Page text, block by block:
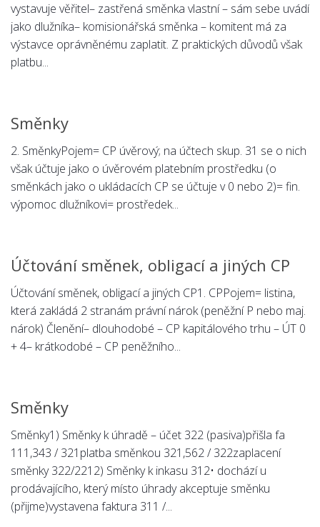
vystavuje věřitel– zastřená směnka vlastní – sám sebe uvádí
jako dlužníka– komisionářská směnka – komitent má za
výstavce oprávněnému zaplatit. Z praktických důvodů však
platbu...
Směnky
2. SměnkyPojem= CP úvěrový; na účtech skup. 31 se o nich
však účtuje jako o úvěrovém platebním prostředku (o
směnkách jako o ukládacích CP se účtuje v 0 nebo 2)= fin.
výpomoc dlužníkovi= prostředek...
Účtování směnek, obligací a jiných CP
Účtování směnek, obligací a jiných CP1. CPPojem= listina,
která zakládá 2 stranám právní nárok (peněžní P nebo maj.
nárok) Členění– dlouhodobé – CP kapitálového trhu – ÚT 0
+ 4– krátkodobé – CP peněžního...
Směnky
Směnky1) Směnky k úhradě – účet 322 (pasiva)přišla fa
111,343 / 321platba směnkou 321,562 / 322zaplacení
směnky 322/2212) Směnky k inkasu 312• dochází u
prodávajícího, který místo úhrady akceptuje směnku
(přijme)vystavena faktura 311 /...